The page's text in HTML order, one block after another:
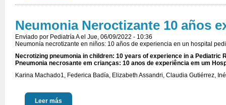
Neumonia Neroctizante 10 años
Enviado por Pediatría Ael Jue, 06/09/2022 - 10:36
Neumonía necrotizante en niños: 10 años de experiencia en un hospital
Necrotizing pneumonia in children: 10 years of experience in a Pediatric
Pneumonia necrosante em crianças: 10 anos de experiência em um
Karina Machado1, Federica Badía, Elizabeth Assandri, Claudia Gutiérrez,
Leer más